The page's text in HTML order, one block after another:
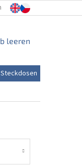
UND ZAHLUNG
leeren